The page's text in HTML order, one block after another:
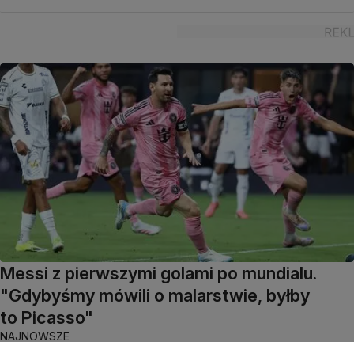
Messi z pierwszymi golami po mundialu.
"Gdybyśmy mówili o malarstwie, byłby
to Picasso"
NAJNOWSZE